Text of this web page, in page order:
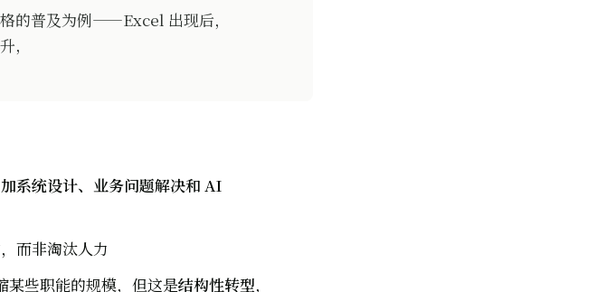
的普及为例——Excel 出现后，
，
系统设计、业务问题解决和 AI
，而非淘汰人力
些职能的规模，但这是结构性转型，